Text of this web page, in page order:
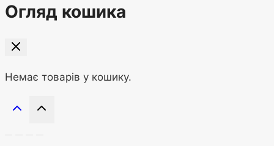
Огляд кошика
Немає товарів у кошику.